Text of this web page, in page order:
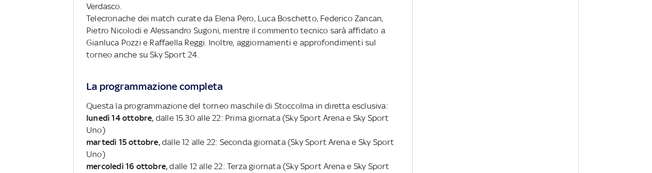
Verdasco.
Telecronache dei match curate da Elena Pero, Luca Boschetto, Federico Zancan,
Pietro Nicolodi e Alessandro Sugoni, mentre il commento tecnico sarà affidato a
Gianluca Pozzi e Raffaella Reggi. Inoltre, aggiornamenti e approfondimenti sul
torneo anche su Sky Sport 24.
La programmazione completa
Questa la programmazione del torneo maschile di Stoccolma in diretta esclusiva:
lunedì 14 ottobre, dalle 15.30 alle 22: Prima giornata (Sky Sport Arena e Sky Sport
Uno)
martedì 15 ottobre, dalle 12 alle 22: Seconda giornata (Sky Sport Arena e Sky Sport
Uno)
mercoledì 16 ottobre,dalle 12 alle 22: Terza giornata (Sky Sport Arena e Sky Sport